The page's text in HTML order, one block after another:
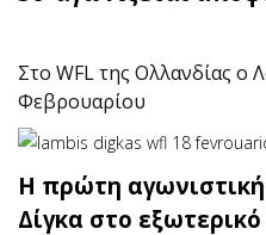
Στο WFL της Ολλανδίας ο
Φεβρουαρίου
Η πρώτη
Δίγκα στο